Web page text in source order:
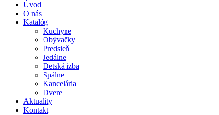
Úvod
O nás
Katalóg
Kuchyne
Obývačky
Predsieň
Jedálne
Detská izba
Spálne
Kancelária
Dvere
Aktuality
Kontakt